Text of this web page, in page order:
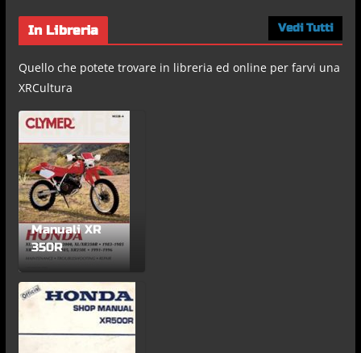
In Libreria Vedi Tutti
Quello che potete trovare in libreria ed online per farvi una
XRCultura
Manuali XR
350R